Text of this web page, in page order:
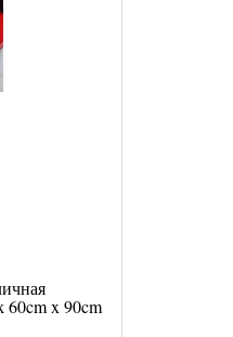
60cm x 90cm